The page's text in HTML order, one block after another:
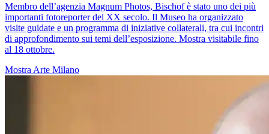
Membro dell’agenzia Magnum Photos, Bischof è stato uno dei più
importanti fotoreporter del XX secolo. Il Museo ha organizzato
visite guidate e un programma di iniziative collaterali, tra cui incontri
di approfondimento sui temi dell’esposizione. Mostra visitabile fino
al 18 ottobre.
Mostra Arte Milano